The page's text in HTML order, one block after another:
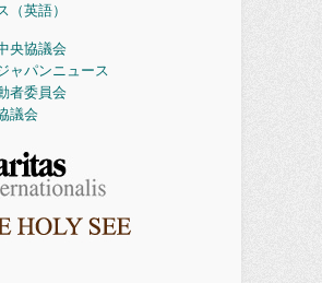
（英語）
央協議会
ャパンニュース
者委員会
議会